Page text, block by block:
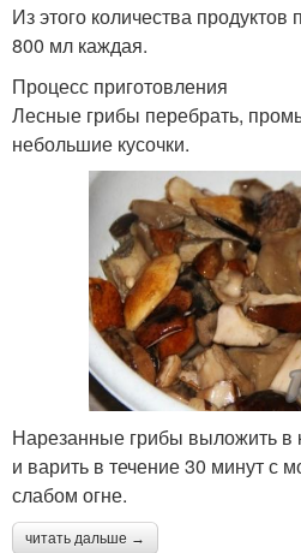
Из этого количества продуктов
800 мл каждая.
Процесс приготовления
Лесные грибы перебрать,
небольшие кусочки.
Нарезанные грибы выложить в
и варить в течение 30 минут с
слабом огне.
читать дальше →